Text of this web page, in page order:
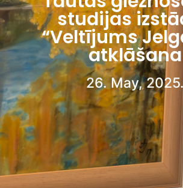
studijas
“Veltījums
atklāšana
26. May, 2025.